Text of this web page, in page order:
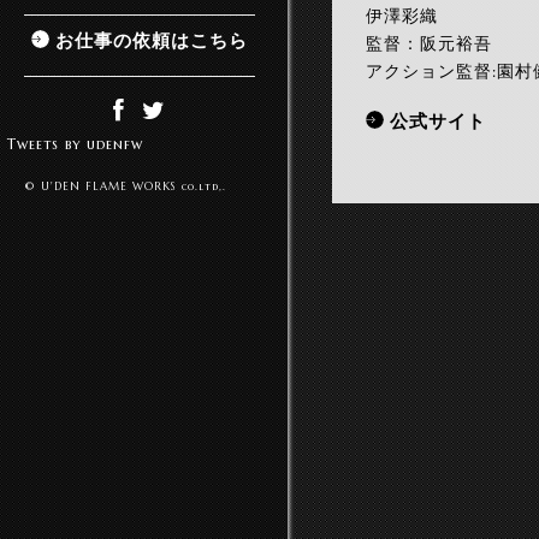
お仕事の依頼はこちら
Tweets by udenfw
© U'DEN FLAME WORKS co.ltd,.
伊澤彩織
監督：阪元裕吾
アクション監督:園村
公式サイト